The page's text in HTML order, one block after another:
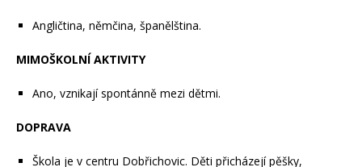
Angličtina, němčina, španělština.
MIMOŠKOLNÍ AKTIVITY
Ano, vznikají spontánně mezi dětmi.
DOPRAVA
Škola je v centru Dobřichovic. Děti přicházejí pěšky,